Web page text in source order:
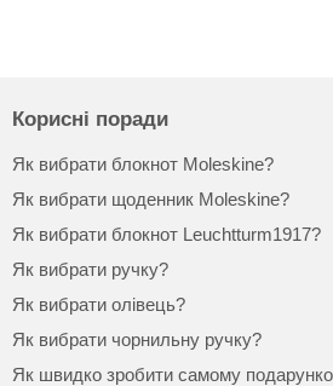
Корисні поради
Як вибрати блокнот Moleskine?
Як вибрати щоденник Moleskine?
Як вибрати блокнот Leuchtturm1917?
Як вибрати ручку?
Як вибрати олівець?
Як вибрати чорнильну ручку?
Як швидко зробити самому